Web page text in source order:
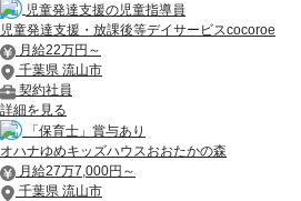
児童発達支援の児童指導員
児童発達支援・放課後等デイサービスcocoroe
月給22万円～
千葉県 流山市
契約社員
詳細を見る
「保育士」賞与あり
オハナゆめキッズハウスおおたかの森
月給27万7,000円～
千葉県 流山市